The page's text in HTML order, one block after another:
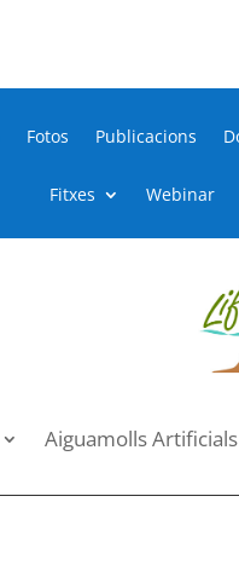
Fotos Publicacions
Fitxes Webinar
Aiguamolls Artificials